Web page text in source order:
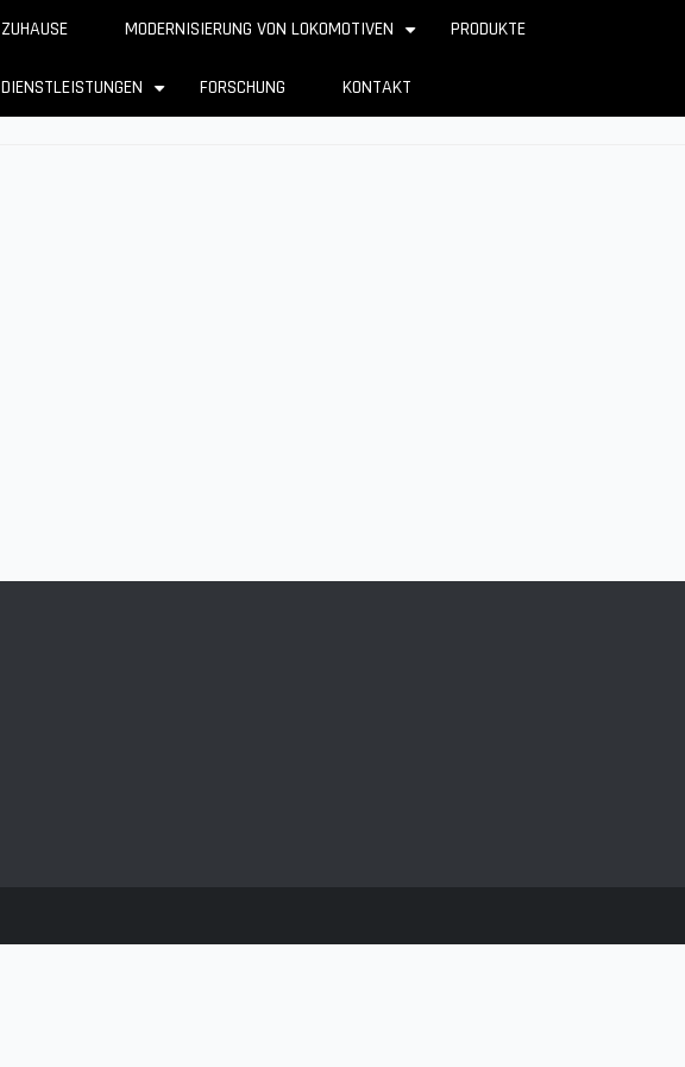
ZUHAUSE MODERNISIERUNG VON LOKOMOTIVEN PRODUKTE
DIENSTLEISTUNGEN FORSCHUNG KONTAKT